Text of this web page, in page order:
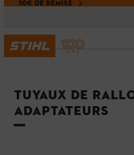
10€ DE REMISE
Accueil
TUYAUX DE
ADAPTATEURS